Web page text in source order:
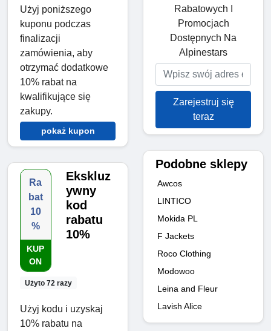
Użyj poniższego
kuponu podczas
finalizacji
zamówienia, aby
otrzymać dodatkowe
10% rabat na
kwalifikujące się
zakupy.
pokaż kupon
Ra
bat
10
%
KUP
ON
Użyto 72 razy
Ekskluz
ywny
kod
rabatu
10%
Użyj kodu i uzyskaj
10% rabatu na
Rabatowych I
Promocjach
Dostępnych Na
Alpinestars
Zarejestruj się
teraz
Podobne sklepy
Awcos
LINTICO
Mokida PL
F Jackets
Roco Clothing
Modowoo
Leina and Fleur
Lavish Alice